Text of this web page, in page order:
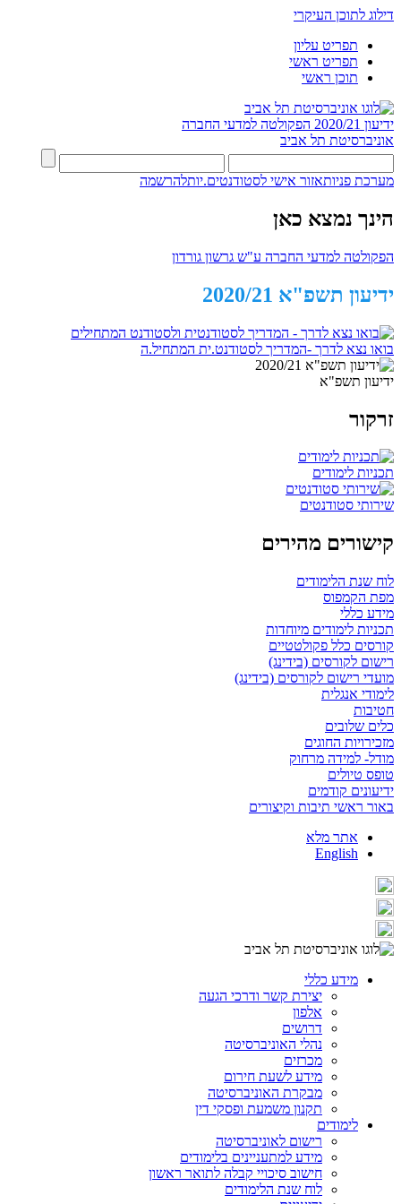
דילוג לתוכן העיקרי
תפריט עליון
תפריט ראשי
תוכן ראשי
ידיעון 2020/21
הפקולטה למדעי החברה
אוניברסיטת תל אביב
מערכת פניותאזור אישי לסטודנטים.יותלהרשמה
הינך נמצא כאן
הפקולטה למדעי החברה ע"ש גרשון גורדון
ידיעון תשפ"א 2020/21
בואו נצא לדרך -המדריך לסטודנט.ית המתחיל.ה
ידיעון תשפ"א
זרקור
תכניות לימודים
שירותי סטודנטים
קישורים מהירים
לוח שנת הלימודים
מפת הקמפוס
מידע כללי
תכניות לימודים מיוחדות
קורסים כלל פקולטטיים
רישום לקורסים (בידינג)
מועדי רישום לקורסים (בידינג)
לימודי אנגלית
חטיבות
כלים שלובים
מזכירויות החוגים
מודל- למידה מרחוק
טופס טיולים
ידיעונים קודמים
באור ראשי תיבות וקיצורים
אתר מלא
English
מידע כללי
יצירת קשר ודרכי הגעה
אלפון
דרושים
נהלי האוניברסיטה
מכרזים
מידע לשעת חירום
מבקרת האוניברסיטה
תקנון משמעת ופסקי דין
לימודים
רישום לאוניברסיטה
מידע למתעניינים בלימודים
חישוב סיכויי קבלה לתואר ראשון
לוח שנת הלימודים